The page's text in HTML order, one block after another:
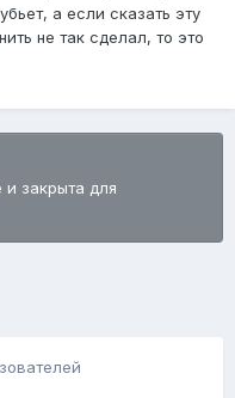
а если сказать эту
не так сделал, то это
и закрыта для